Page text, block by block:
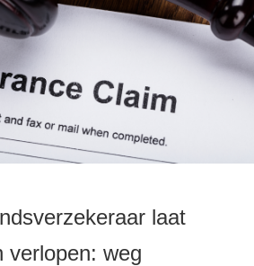
laat
verlopen: weg